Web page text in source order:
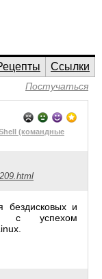
Ссылки
Постучаться
(командные
бездисковых и
с успехом